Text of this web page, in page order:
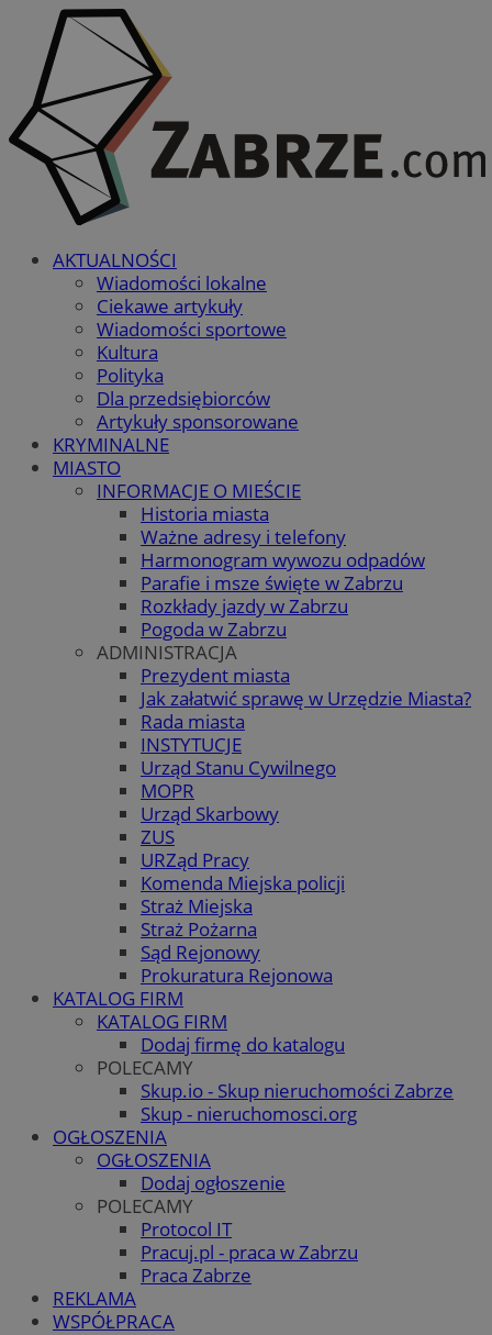
AKTUALNOŚCI
Wiadomości lokalne
Ciekawe artykuły
Wiadomości sportowe
Kultura
Polityka
Dla przedsiębiorców
Artykuły sponsorowane
KRYMINALNE
MIASTO
INFORMACJE O MIEŚCIE
Historia miasta
Ważne adresy i telefony
Harmonogram wywozu odpadów
Parafie i msze święte w Zabrzu
Rozkłady jazdy w Zabrzu
Pogoda w Zabrzu
ADMINISTRACJA
Prezydent miasta
Jak załatwić sprawę w Urzędzie Miasta?
Rada miasta
INSTYTUCJE
Urząd Stanu Cywilnego
MOPR
Urząd Skarbowy
ZUS
URZąd Pracy
Komenda Miejska policji
Straż Miejska
Straż Pożarna
Sąd Rejonowy
Prokuratura Rejonowa
KATALOG FIRM
KATALOG FIRM
Dodaj firmę do katalogu
POLECAMY
Skup.io - Skup nieruchomości Zabrze
Skup - nieruchomosci.org
OGŁOSZENIA
OGŁOSZENIA
Dodaj ogłoszenie
POLECAMY
Protocol IT
Pracuj.pl - praca w Zabrzu
Praca Zabrze
REKLAMA
WSPÓŁPRACA